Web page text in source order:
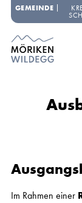
GEMEINDE
Im Rahmen einer